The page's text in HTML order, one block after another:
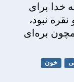
خدا برای
نبود،
بره‌ای
خون